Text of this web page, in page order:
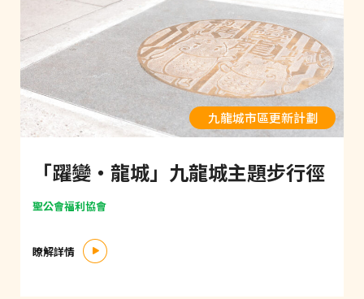
九龍城市區更新計劃
「躍變‧龍城」九龍城主題步行徑
聖公會福利協會
瞭解詳情